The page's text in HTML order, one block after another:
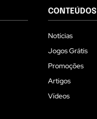
CONTEÚDOS
Notícias
Jogos Grátis
Promoções
Artigos
Vídeos